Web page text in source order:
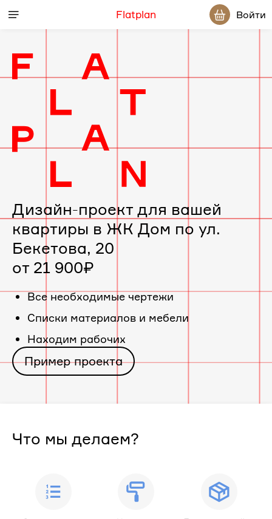
Flatplan Войти
Дизайн-
проект
интерьера
для
вашей
квартиры
в
«ЖК
Дом
по
ул.
Бекетова,
Дизайн-проект для вашей
квартиры в ЖК Дом по ул.
Бекетова, 20
от 21 900₽
Все необходимые чертежи
Cписки материалов и мебели
Находим рабочих
Пример проекта
Что мы делаем?